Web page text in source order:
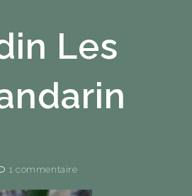
Les
1 commentaire